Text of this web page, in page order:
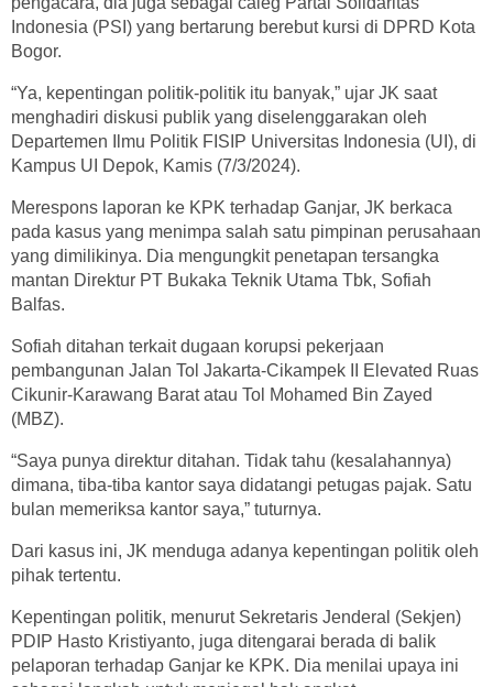
Indonesia (PSI) yang bertarung berebut kursi di DPRD Kota
Bogor.
“Ya, kepentingan politik-politik itu banyak,” ujar JK saat
menghadiri diskusi publik yang diselenggarakan oleh
Departemen Ilmu Politik FISIP Universitas Indonesia (UI), di
Kampus UI Depok, Kamis (7/3/2024).
Merespons laporan ke KPK terhadap Ganjar, JK berkaca
pada kasus yang menimpa salah satu pimpinan perusahaan
yang dimilikinya. Dia mengungkit penetapan tersangka
mantan Direktur PT Bukaka Teknik Utama Tbk, Sofiah
Balfas.
Sofiah ditahan terkait dugaan korupsi pekerjaan
pembangunan Jalan Tol Jakarta-Cikampek II Elevated Ruas
Cikunir-Karawang Barat atau Tol Mohamed Bin Zayed
(MBZ).
“Saya punya direktur ditahan. Tidak tahu (kesalahannya)
dimana, tiba-tiba kantor saya didatangi petugas pajak. Satu
bulan memeriksa kantor saya,” tuturnya.
Dari kasus ini, JK menduga adanya kepentingan politik oleh
pihak tertentu.
Kepentingan politik, menurut Sekretaris Jenderal (Sekjen)
PDIP Hasto Kristiyanto, juga ditengarai berada di balik
pelaporan terhadap Ganjar ke KPK. Dia menilai upaya ini